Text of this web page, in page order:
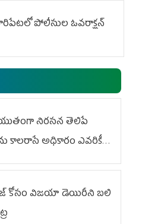
పోలీసుల ఓవ‌రాక్ష‌న్‌
నిరసన తెలిపే
కాలరాసే అధికారం ఎవరికీ
కోసం విజయా డెయిరీని బలి